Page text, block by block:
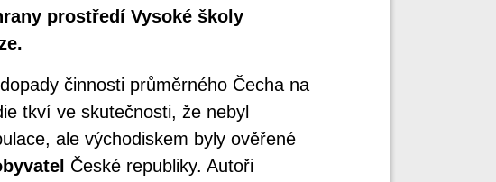
prostředí Vysoké školy
činnosti průměrného Čecha na
tkví ve skutečnosti, že nebyl
ale východiskem byly ověřené
České republiky. Autoři